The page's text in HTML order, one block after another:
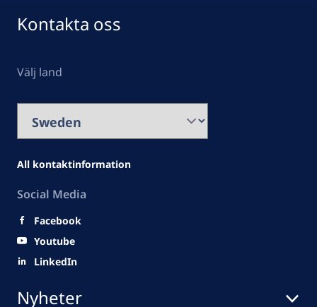
Nyheter
Kontakta oss
Välj land
All kontaktinformation
Social Media
Facebook
Youtube
LinkedIn